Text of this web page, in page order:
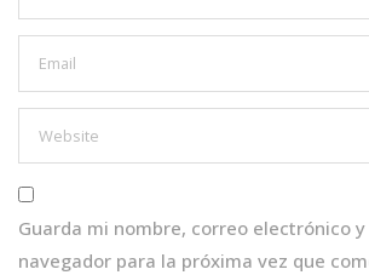
Guarda mi nombre, correo electrónico
navegador para la próxima vez que